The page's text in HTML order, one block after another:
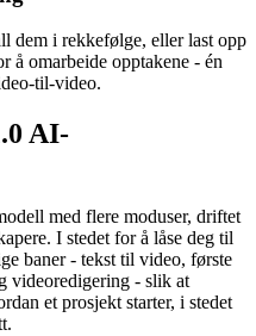
dem i rekkefølge, eller last opp
å omarbeide opptakene - én
til-video.
AI-
med flere moduser, driftet
I stedet for å låse deg til
baner - tekst til video, første
videoredigering - slik at
et prosjekt starter, i stedet